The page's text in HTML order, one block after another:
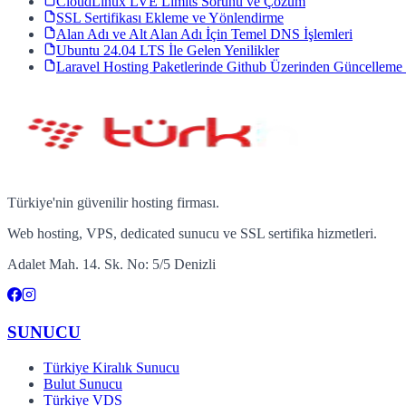
SSL Sertifikası Ekleme ve Yönlendirme
Alan Adı ve Alt Alan Adı İçin Temel DNS İşlemleri
Ubuntu 24.04 LTS İle Gelen Yenilikler
Laravel Hosting Paketlerinde Github Üzerinden Güncelleme
Türkiye'nin güvenilir hosting firması.
Web hosting, VPS, dedicated sunucu ve SSL sertifika hizmetleri.
Adalet Mah. 14. Sk. No: 5/5 Denizli
SUNUCU
Türkiye Kiralık Sunucu
Bulut Sunucu
Türkiye VDS